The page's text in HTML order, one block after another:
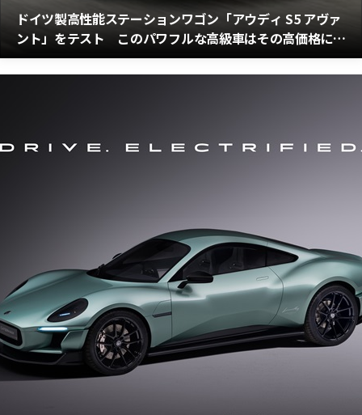
ドイツ製高性能ステーションワゴン「アウディ S5 アヴァ
ント」をテスト このパワフルな高級車はその高価格に見
合うか？